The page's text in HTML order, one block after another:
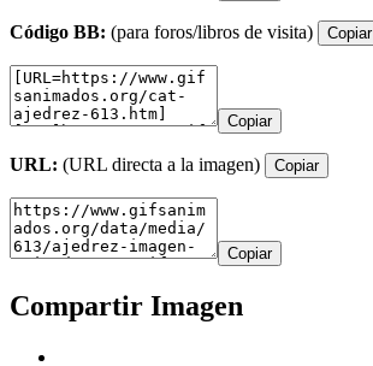
Código BB: (para foros/libros de visita) Copiar
Copiar
URL: (URL directa a la imagen) Copiar
Copiar
Compartir Imagen